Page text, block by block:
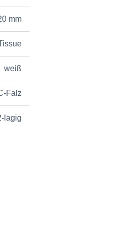
mm
weiß
Falz
lagig